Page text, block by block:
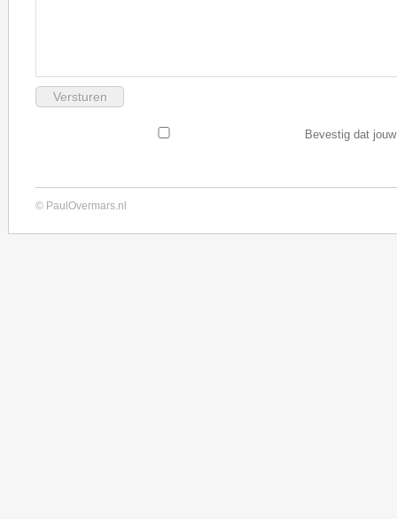
Bevestig dat
© PaulOvermars.nl